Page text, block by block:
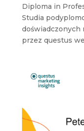
Diploma in
Studia
doświadczonych
przez questus